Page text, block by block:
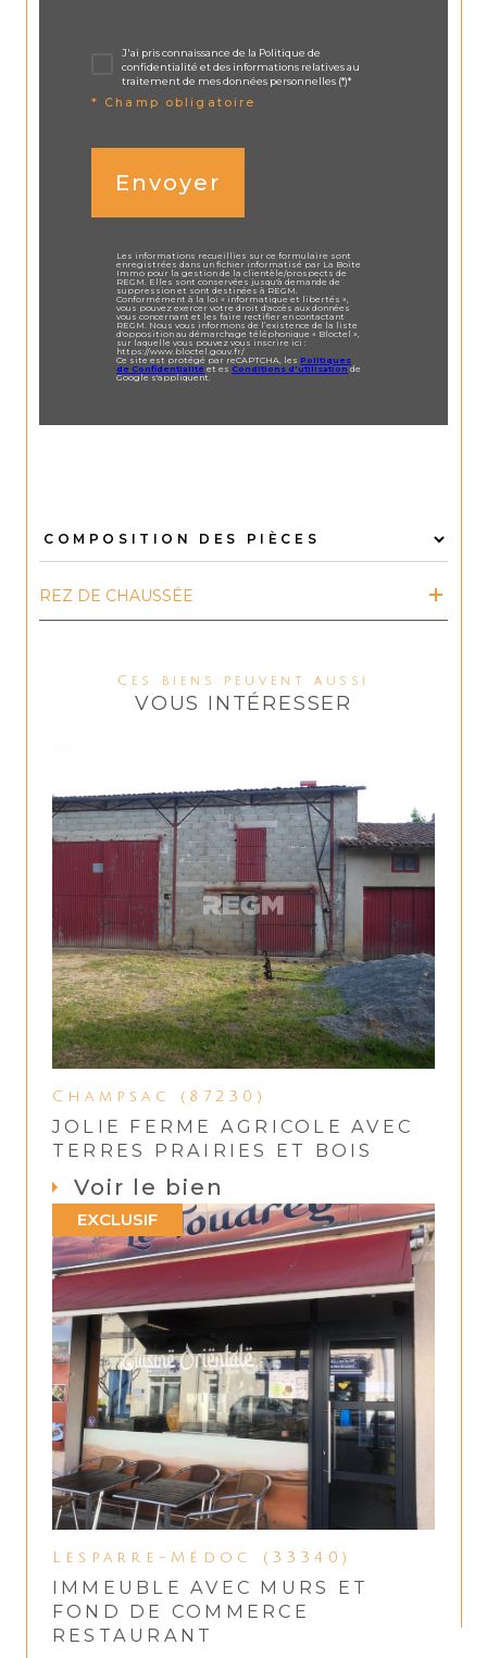
J'ai pris connaissance de la Politique de
confidentialité et des informations relatives au
traitement de mes données personnelles (*)*
* Champ obligatoire
Envoyer
Les informations recueillies sur ce formulaire sont
enregistrées dans un fichier informatisé par La Boite
Immo pour la gestion de la clientèle/prospects de
REGM. Elles sont conservées jusqu'à demande de
suppression et sont destinées à REGM.
Conformément à la loi « informatique et libertés »,
vous pouvez exercer votre droit d'accès aux données
vous concernant et les faire rectifier en contactant
REGM. Nous vous informons de l’existence de la liste
d'opposition au démarchage téléphonique « Bloctel »,
sur laquelle vous pouvez vous inscrire ici :
https://www.bloctel.gouv.fr/
Ce site est protégé par reCAPTCHA, lesPolitiques
de Confidentialité et es Conditions d'utilisationde
Google s'appliquent.
REZ DE CHAUSSÉE
Ces biens peuvent aussi
VOUS INTÉRESSER
Champsac (87230)
JOLIE FERME AGRICOLE AVEC
TERRES PRAIRIES ET BOIS
Voir le bien
EXCLUSIF
Lesparre-Médoc (33340)
IMMEUBLE AVEC MURS ET
FOND DE COMMERCE
RESTAURANT